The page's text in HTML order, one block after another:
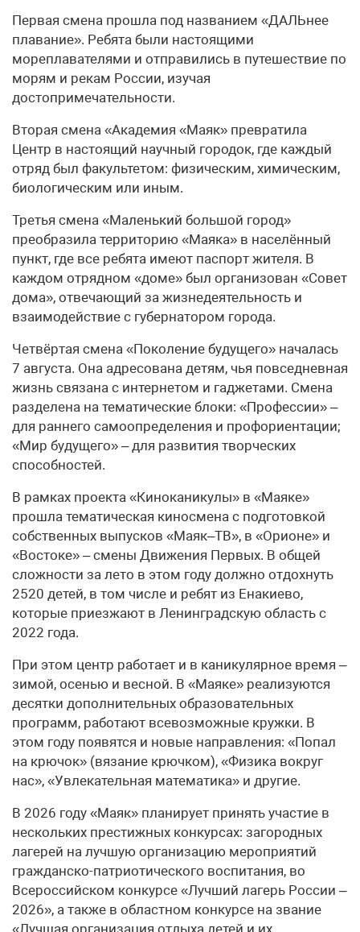
Первая смена прошла под названием «ДАЛЬнее
плавание». Ребята были настоящими
мореплавателями и отправились в путешествие по
морям и рекам России, изучая
достопримечательности.
Вторая смена «Академия «Маяк» превратила
Центр в настоящий научный городок, где каждый
отряд был факультетом: физическим, химическим,
биологическим или иным.
Третья смена «Маленький большой город»
преобразила территорию «Маяка» в населённый
пункт, где все ребята имеют паспорт жителя. В
каждом отрядном «доме» был организован «Совет
дома», отвечающий за жизнедеятельность и
взаимодействие с губернатором города.
Четвёртая смена «Поколение будущего» началась
7 августа. Она адресована детям, чья повседневная
жизнь связана с интернетом и гаджетами. Смена
разделена на тематические блоки: «Профессии» –
для раннего самоопределения и профориентации;
«Мир будущего» – для развития творческих
способностей.
В рамках проекта «Киноканикулы» в «Маяке»
прошла тематическая киносмена с подготовкой
собственных выпусков «Маяк–ТВ», в «Орионе» и
«Востоке» – смены Движения Первых. В общей
сложности за лето в этом году должно отдохнуть
2520 детей, в том числе и ребят из Енакиево,
которые приезжают в Ленинградскую область с
2022 года.
При этом центр работает и в каникулярное время –
зимой, осенью и весной. В «Маяке» реализуются
десятки дополнительных образовательных
программ, работают всевозможные кружки. В
этом году появятся и новые направления: «Попал
на крючок» (вязание крючком), «Физика вокруг
нас», «Увлекательная математика» и другие.
В 2026 году «Маяк» планирует принять участие в
нескольких престижных конкурсах: загородных
лагерей на лучшую организацию мероприятий
гражданско-патриотического воспитания, во
Всероссийском конкурсе «Лучший лагерь России –
2026», а также в областном конкурсе на звание
«Лучшая организация отдыха детей и их